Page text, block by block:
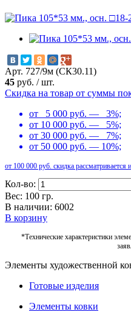
Арт. 727/9м (СК30.11)
45 руб. /шт.
Скидка на товар от суммы
от 5 000 руб. — 3%;
от 10 000 руб. — 5%;
от 30 000 руб. — 7%;
от 50 000 руб. — 10%;
от 100 000 руб. скидка рассматривается
Кол-во:
Вес: 100 гр.
В наличии: 6002
В корзину
*Технические характеристики
Элементы художественной
Готовые изделия
Элементы ковки